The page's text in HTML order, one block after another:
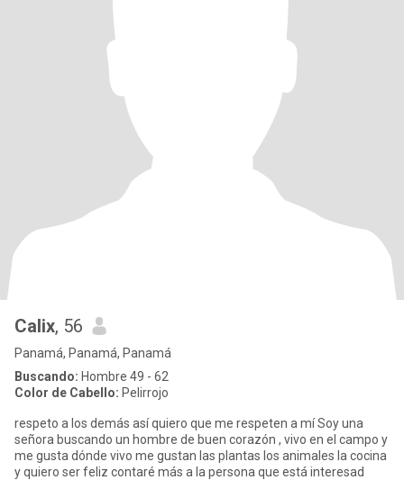
Calix, 56
Panamá, Panamá, Panamá
Buscando: Hombre 49 - 62
Color de Cabello: Pelirrojo
respeto a los demás así quiero que me respeten a mí Soy una
señora buscando un hombre de buen corazón , vivo en el campo y
me gusta dónde vivo me gustan las plantas los animales la cocina
y quiero ser feliz contaré más a la persona que está interesad